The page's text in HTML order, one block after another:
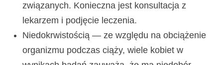
związanych. Konieczna jest konsultacja z
lekarzem i podjęcie leczenia.
Niedokrwistością — ze względu na obciążenie
organizmu podczas ciąży, wiele kobiet w